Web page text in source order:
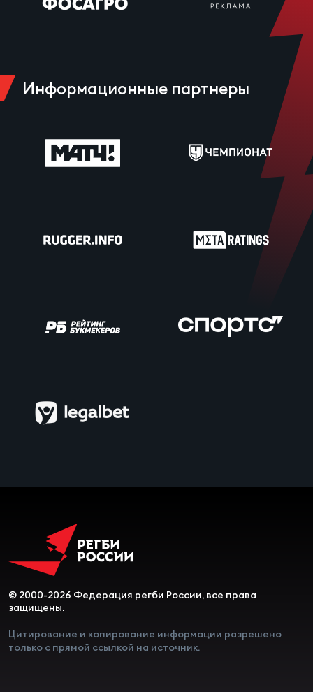
Информационные партнеры
© 2000-2026 Федерация регби России, все права
защищены.
Цитирование и копирование информации разрешено
только с прямой ссылкой на источник.